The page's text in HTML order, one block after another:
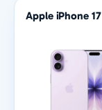
Apple iPhone 17